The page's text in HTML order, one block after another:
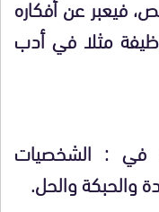
فيعبر عن أفكاره
مثلا في أدب
في : الشخصيات
والحبكة والحل.